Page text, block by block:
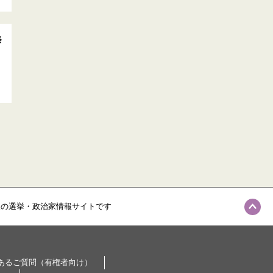
選挙・政治家情報サイトです
るご質問（有権者向け）